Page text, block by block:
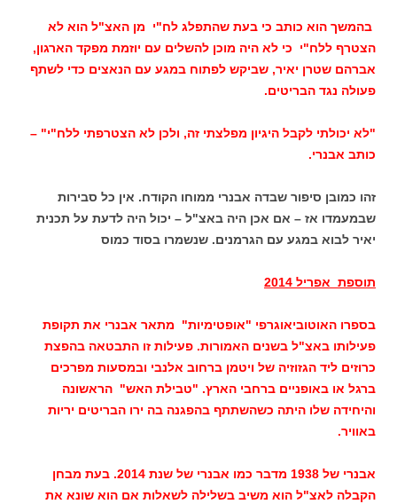
בהמשך הוא כותב כי בעת שהתפלג לח"י מן האצ"ל הוא לא
הצטרף ללח"י כי לא היה מוכן להשלים עם יוזמת מפקד הארגון,
אברהם שטרן יאיר, שביקש לפתוח במגע עם הנאצים כדי לשתף
פעולה נגד הבריטים.
"לא יכולתי לקבל היגיון מפלצתי זה, ולכן לא הצטרפתי ללח"י" –
כותב אבנרי.
זהו כמובן סיפור שבדה אבנרי ממוחו הקודח. אין כל סבירות
שבמעמדו אז – אם אכן היה באצ"ל – יכול היה לדעת על תכנית
יאיר לבוא במגע עם הגרמנים. שנשמרו בסוד כמוס
תוספת אפריל 2014
בספרו האוטוביאוגרפי "אופטימיות" מתאר אבנרי את תקופת
פעילותו באצ"ל בשנים האמורות. פעילות זו התבטאה בהפצת
כרוזים ליד הגזוזיה של ויטמן ברחוב אלנבי ובמסעות מפרכים
ברגל או באופניים ברחבי הארץ. "טבילת האש" הראשונה
והיחידה שלו היתה כשהשתתף בהפגנה בה ירו הבריטים יריות
באוויר.
אבנרי של 1938 מדבר כמו אבנרי של שנת 2014. בעת מבחן
הקבלה לאצ"ל הוא משיב בשלילה לשאלות אם הוא שונא את